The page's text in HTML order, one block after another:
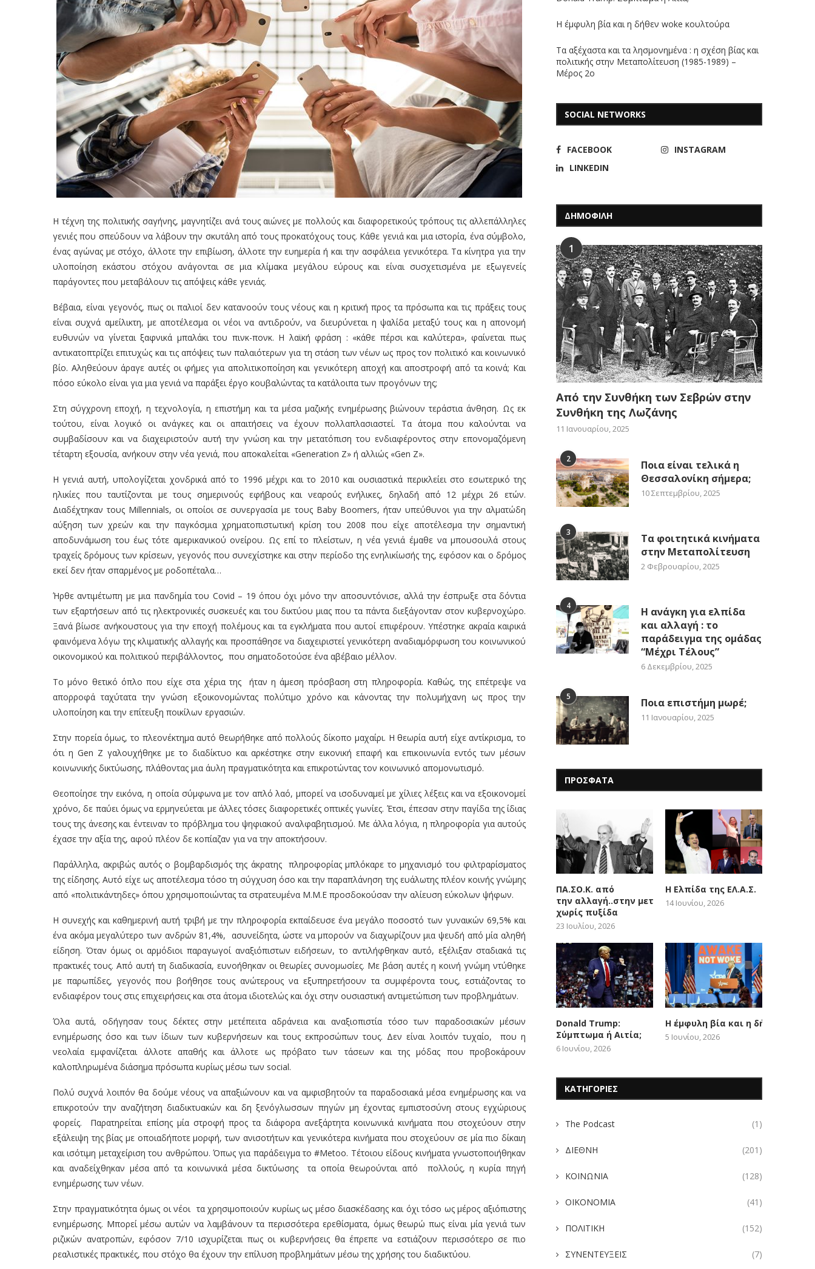
Η τέχνη της πολιτικής σαγήνης, μαγνητίζει ανά τους αιώνες με πολλούς και διαφορετικούς τρόπους τις αλλεπάλληλες
γενιές που σπεύδουν να λάβουν την σκυτάλη από τους προκατόχους τους. Κάθε γενιά και μια ιστορία, ένα σύμβολο,
ένας αγώνας με στόχο, άλλοτε την επιβίωση, άλλοτε την ευημερία ή και την ασφάλεια γενικότερα. Τα κίνητρα για την
υλοποίηση εκάστου στόχου ανάγονται σε μια κλίμακα μεγάλου εύρους και είναι συσχετισμένα με εξωγενείς
παράγοντες που μεταβάλουν τις απόψεις κάθε γενιάς.
Βέβαια, είναι γεγονός, πως οι παλιοί δεν κατανοούν τους νέους και η κριτική προς τα πρόσωπα και τις πράξεις τους
είναι συχνά αμείλικτη, με αποτέλεσμα οι νέοι να αντιδρούν, να διευρύνεται η ψαλίδα μεταξύ τους και η απονομή
ευθυνών να γίνεται ξαφνικά μπαλάκι του πινκ-πονκ. Η λαϊκή φράση : «κάθε πέρσι και καλύτερα», φαίνεται πως
αντικατοπτρίζει επιτυχώς και τις απόψεις των παλαιότερων για τη στάση των νέων ως προς τον πολιτικό και κοινωνικό
βίο. Αληθεύουν άραγε αυτές οι φήμες για απολιτικοποίηση και γενικότερη αποχή και αποστροφή από τα κοινά; Και
πόσο εύκολο είναι για μια γενιά να παράξει έργο κουβαλώντας τα κατάλοιπα των προγόνων της;
Στη σύγχρονη εποχή, η τεχνολογία, η επιστήμη και τα μέσα μαζικής ενημέρωσης βιώνουν τεράστια άνθηση. Ως εκ
τούτου, είναι λογικό οι ανάγκες και οι απαιτήσεις να έχουν πολλαπλασιαστεί. Τα άτομα που καλούνται να
συμβαδίσουν και να διαχειριστούν αυτή την γνώση και την μετατόπιση του ενδιαφέροντος στην επονομαζόμενη
τέταρτη εξουσία, ανήκουν στην νέα γενιά, που αποκαλείται «Generation Z» ή αλλιώς «Gen Z».
Η γενιά αυτή, υπολογίζεται χονδρικά από το 1996 μέχρι και το 2010 και ουσιαστικά περικλείει στο εσωτερικό της
ηλικίες που ταυτίζονται με τους σημερινούς εφήβους και νεαρούς ενήλικες, δηλαδή από 12 μέχρι 26 ετών.
Διαδέχτηκαν τους Millennials, οι οποίοι σε συνεργασία με τους Baby Boomers, ήταν υπεύθυνοι για την αλματώδη
αύξηση των χρεών και την παγκόσμια χρηματοπιστωτική κρίση του 2008 που είχε αποτέλεσμα την σημαντική
αποδυνάμωση του έως τότε αμερικανικού ονείρου. Ως επί το πλείστων, η νέα γενιά έμαθε να μπουσουλά στους
τραχείς δρόμους των κρίσεων, γεγονός που συνεχίστηκε και στην περίοδο της ενηλικίωσής της, εφόσον και ο δρόμος
εκεί δεν ήταν σπαρμένος με ροδοπέταλα…
Ήρθε αντιμέτωπη με μια πανδημία του Covid – 19 όπου όχι μόνο την αποσυντόνισε, αλλά την έσπρωξε στα δόντια
των εξαρτήσεων από τις ηλεκτρονικές συσκευές και του δικτύου μιας που τα πάντα διεξάγονταν στον κυβερνοχώρο.
Ξανά βίωσε ανήκουστους για την εποχή πολέμους και τα εγκλήματα που αυτοί επιφέρουν. Υπέστηκε ακραία καιρικά
φαινόμενα λόγω της κλιματικής αλλαγής και προσπάθησε να διαχειριστεί γενικότερη αναδιαμόρφωση του κοινωνικού
οικονομικού και πολιτικού περιβάλλοντος, που σηματοδοτούσε ένα αβέβαιο μέλλον.
Το μόνο θετικό όπλο που είχε στα χέρια της ήταν η άμεση πρόσβαση στη πληροφορία. Καθώς, της επέτρεψε να
απορροφά ταχύτατα την γνώση εξοικονομώντας πολύτιμο χρόνο και κάνοντας την πολυμήχανη ως προς την
υλοποίηση και την επίτευξη ποικίλων εργασιών.
Στην πορεία όμως, το πλεονέκτημα αυτό θεωρήθηκε από πολλούς δίκοπο μαχαίρι. Η θεωρία αυτή είχε αντίκρισμα, το
ότι η Gen Z γαλουχήθηκε με το διαδίκτυο και αρκέστηκε στην εικονική επαφή και επικοινωνία εντός των μέσων
κοινωνικής δικτύωσης, πλάθοντας μια άυλη πραγματικότητα και επικροτώντας τον κοινωνικό απομονωτισμό.
Θεοποίησε την εικόνα, η οποία σύμφωνα με τον απλό λαό, μπορεί να ισοδυναμεί με χίλιες λέξεις και να εξοικονομεί
χρόνο, δε παύει όμως να ερμηνεύεται με άλλες τόσες διαφορετικές οπτικές γωνίες. Έτσι, έπεσαν στην παγίδα της ίδιας
τους της άνεσης και έντειναν το πρόβλημα του ψηφιακού αναλφαβητισμού. Με άλλα λόγια, η πληροφορία για αυτούς
έχασε την αξία της, αφού πλέον δε κοπίαζαν για να την αποκτήσουν.
Παράλληλα, ακριβώς αυτός ο βομβαρδισμός της άκρατης πληροφορίας μπλόκαρε το μηχανισμό του φιλτραρίσματος
της είδησης. Αυτό είχε ως αποτέλεσμα τόσο τη σύγχυση όσο και την παραπλάνηση της ευάλωτης πλέον κοινής γνώμης
από «πολιτικάντηδες» όπου χρησιμοποιώντας τα στρατευμένα Μ.Μ.Ε προσδοκούσαν την αλίευση εύκολων ψήφων.
Η συνεχής και καθημερινή αυτή τριβή με την πληροφορία εκπαίδευσε ένα μεγάλο ποσοστό των γυναικών 69,5% και
ένα ακόμα μεγαλύτερο των ανδρών 81,4%, ασυνείδητα, ώστε να μπορούν να διαχωρίζουν μια ψευδή από μία αληθή
είδηση. Όταν όμως οι αρμόδιοι παραγωγοί αναξιόπιστων ειδήσεων, το αντιλήφθηκαν αυτό, εξέλιξαν σταδιακά τις
πρακτικές τους. Από αυτή τη διαδικασία, ευνοήθηκαν οι θεωρίες συνομωσίες. Με βάση αυτές η κοινή γνώμη ντύθηκε
με παρωπίδες, γεγονός που βοήθησε τους ανώτερους να εξυπηρετήσουν τα συμφέροντα τους, εστιάζοντας το
ενδιαφέρον τους στις επιχειρήσεις και στα άτομα ιδιοτελώς και όχι στην ουσιαστική αντιμετώπιση των προβλημάτων.
Όλα αυτά, οδήγησαν τους δέκτες στην μετέπειτα αδράνεια και αναξιοπιστία τόσο των παραδοσιακών μέσων
ενημέρωσης όσο και των ίδιων των κυβερνήσεων και τους εκπροσώπων τους. Δεν είναι λοιπόν τυχαίο, που η
νεολαία εμφανίζεται άλλοτε απαθής και άλλοτε ως πρόβατο των τάσεων και της μόδας που προβοκάρουν
καλοπληρωμένα διάσημα πρόσωπα κυρίως μέσω των social.
Πολύ συχνά λοιπόν θα δούμε νέους να απαξιώνουν και να αμφισβητούν τα παραδοσιακά μέσα ενημέρωσης και να
επικροτούν την αναζήτηση διαδικτυακών και δη ξενόγλωσσων πηγών μη έχοντας εμπιστοσύνη στους εγχώριους
φορείς. Παρατηρείται επίσης μία στροφή προς τα διάφορα ανεξάρτητα κοινωνικά κινήματα που στοχεύουν στην
εξάλειψη της βίας με οποιαδήποτε μορφή, των ανισοτήτων και γενικότερα κινήματα που στοχεύουν σε μία πιο δίκαιη
και ισότιμη μεταχείριση του ανθρώπου. Όπως για παράδειγμα το #Metoo. Τέτοιου είδους κινήματα γνωστοποιήθηκαν
και αναδείχθηκαν μέσα από τα κοινωνικά μέσα δικτύωσης τα οποία θεωρούνται από πολλούς, η κυρία πηγή
ενημέρωσης των νέων.
Στην πραγματικότητα όμως οι νέοι τα χρησιμοποιούν κυρίως ως μέσο διασκέδασης και όχι τόσο ως μέρος αξιόπιστης
ενημέρωσης. Μπορεί μέσω αυτών να λαμβάνουν τα περισσότερα ερεθίσματα, όμως θεωρώ πως είναι μία γενιά των
ριζικών ανατροπών, εφόσον 7/10 ισχυρίζεται πως οι κυβερνήσεις θα έπρεπε να εστιάζουν περισσότερο σε πιο
ρεαλιστικές πρακτικές, που στόχο θα έχουν την επίλυση προβλημάτων μέσω της χρήσης του διαδικτύου.
Η έμφυλη βία και η δήθεν woke κουλτούρα
Τα αξέχαστα και τα λησμονημένα : η σχέση βίας και
πολιτικής στην Μεταπολίτευση (1985-1989) –
Μέρος 2ο
SOCIAL NETWORKS
FACEBOOK
INSTAGRAM
LINKEDIN
ΔΗΜΟΦΙΛΗ
1
Από την Συνθήκη των Σεβρών στην
Συνθήκη της Λωζάνης
11 Ιανουαρίου, 2025
2
Ποια είναι τελικά η
Θεσσαλονίκη σήμερα;
10 Σεπτεμβρίου, 2025
3
Τα φοιτητικά κινήματα
στην Μεταπολίτευση
2 Φεβρουαρίου, 2025
4
Η ανάγκη για ελπίδα
και αλλαγή : το
παράδειγμα της ομάδας
“Μέχρι Τέλους”
6 Δεκεμβρίου, 2025
5 Ποια επιστήμη μωρέ;
11 Ιανουαρίου, 2025
ΠΡΟΣΦΑΤΑ
ΠΑ.ΣΟ.Κ. από
την αλλαγή..στην μετατόπιση
χωρίς πυξίδα
23 Ιουλίου, 2026
Η Ελπίδα της ΕΛ.Α.Σ.
14 Ιουνίου, 2026
Donald Trump:
Σύμπτωμα ή Αιτία;
6 Ιουνίου, 2026
Η έμφυλη βία και η δήθεν woke
5 Ιουνίου, 2026
ΚΑΤΗΓΟΡΙΕΣ
The Podcast (1)
ΔΙΕΘΝΗ (201)
ΚΟΙΝΩΝΙΑ (128)
ΟΙΚΟΝΟΜΙΑ (41)
ΠΟΛΙΤΙΚΗ (152)
ΣΥΝΕΝΤΕΥΞΕΙΣ (7)